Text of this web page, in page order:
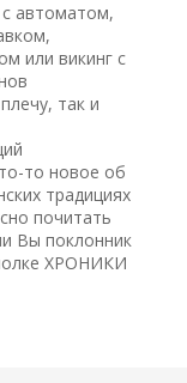
автоматом,
или викинг с
так и
то новое об
традициях
почитать
Вы поклонник
ХРОНИКИ